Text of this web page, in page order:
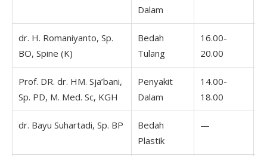
Dalam
dr. H. Romaniyanto, Sp.
BO, Spine (K)
Bedah
Tulang
16.00-
20.00
Prof. DR. dr. HM. Sja’bani,
Sp. PD, M. Med. Sc, KGH
Penyakit
Dalam
14.00-
18.00
dr. Bayu Suhartadi, Sp. BP
Bedah
Plastik
—